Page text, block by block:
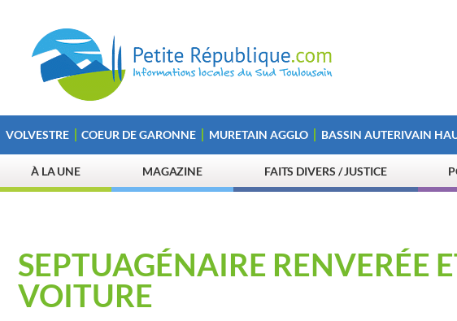
VOLVESTRE COEUR DE GARONNE MURETAIN AGGLO BASSIN AUTERIVAIN
À LA UNE MAGAZINE FAITS DIVERS / JUSTICE
SEPTUAGÉNAIRE RENVERÉE
VOITURE